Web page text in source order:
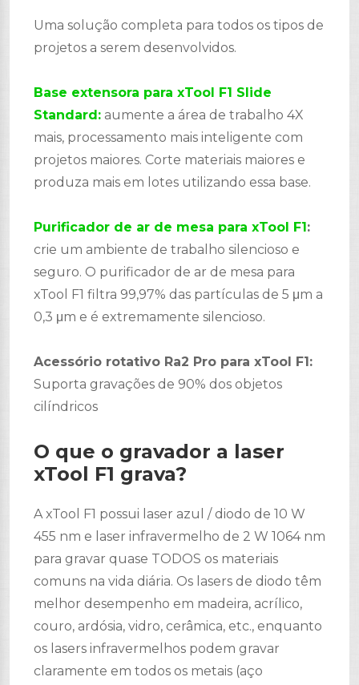
Uma solução completa para todos os tipos de
projetos a serem desenvolvidos.
Base extensora para xTool F1 Slide
Standard: aumente a área de trabalho 4X
mais, processamento mais inteligente com
projetos maiores. Corte materiais maiores e
produza mais em lotes utilizando essa base.
Purificador de ar de mesa para xTool F1:
crie um ambiente de trabalho silencioso e
seguro. O purificador de ar de mesa para
xTool F1 filtra 99,97% das partículas de 5 μm a
0,3 μm e é extremamente silencioso.
Acessório rotativo Ra2 Pro para xTool F1:
Suporta gravações de 90% dos objetos
cilíndricos
O que o gravador a laser
xTool F1 grava?
A xTool F1 possui laser azul / diodo de 10 W
455 nm e laser infravermelho de 2 W 1064 nm
para gravar quase TODOS os materiais
comuns na vida diária. Os lasers de diodo têm
melhor desempenho em madeira, acrílico,
couro, ardósia, vidro, cerâmica, etc., enquanto
os lasers infravermelhos podem gravar
claramente em todos os metais (aço